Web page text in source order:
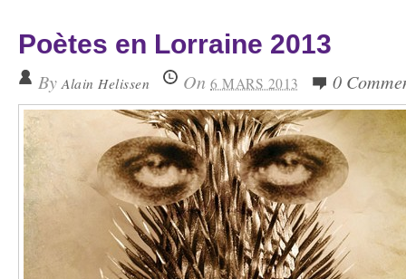
Poètes en Lorraine 2013
By Alain Helissen On 6 MARS 2013 0